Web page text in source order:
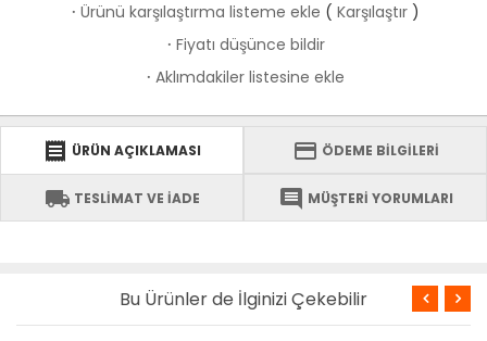
· Ürünü karşılaştırma listeme ekle ( Karşılaştır )
· Fiyatı düşünce bildir
· Aklımdakiler listesine ekle
receipt ÜRÜN AÇIKLAMASI credit_card ÖDEME BİLGİLERİ
local_shipping TESLİMAT VE İADE comment MÜŞTERİ YORUMLARI
Bu Ürünler de İlginizi Çekebilir